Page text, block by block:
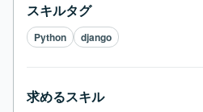
スキルタグ
Python django
求めるスキル